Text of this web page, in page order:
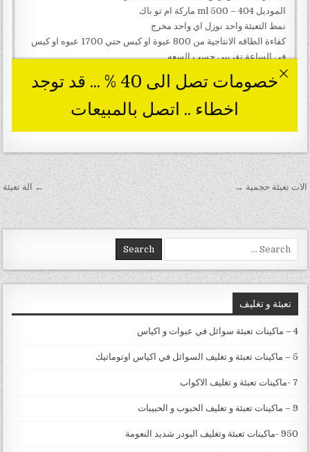
تصفّح المقالات ← الة تعبئة الات تعبئة حجمية →
Search for:
تعبئة و تغليف
4 – ماكينات تعبئة سوائل في عبوات و اكياس
5 – ماكينات تعبئة و تغليف السوائل في اكياس اوتوماتيك
7 -ماكينات تعبئة و تغليف الاكواب
9 – ماكينات تعبئة و تغليف الحبوب و الحبيبات
950 -ماكينات تعبئة وتغليف البودر شديد النعومة